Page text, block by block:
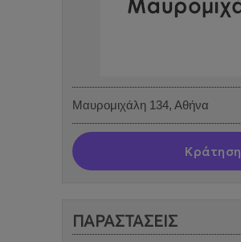
Μαυρομιχάλη 134, Αθήνα
Κράτηση
ΠΑΡΑΣΤΑΣΕΙΣ